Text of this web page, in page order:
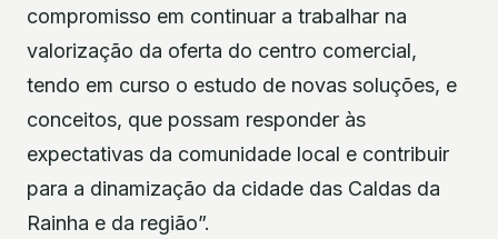
compromisso em continuar a trabalhar na
valorização da oferta do centro comercial,
tendo em curso o estudo de novas soluções, e
conceitos, que possam responder às
expectativas da comunidade local e contribuir
para a dinamização da cidade das Caldas da
Rainha e da região”.